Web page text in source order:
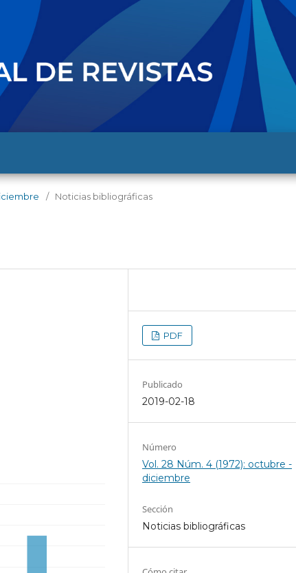
/ Noticias bibliográficas
PDF
Publicado
2019-02-18
Número
Vol. 28 Núm. 4 (1972): octubre -
diciembre
Sección
Noticias bibliográficas